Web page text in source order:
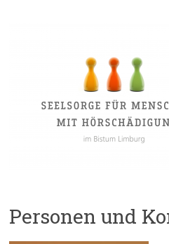
Personen und